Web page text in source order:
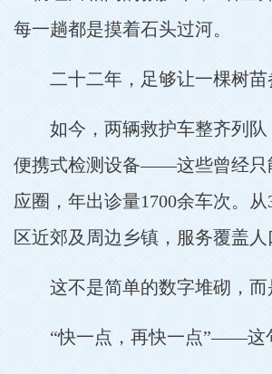
每一趟都是摸着石头过河。
二十二年，足够让一棵树苗
如今，两辆救护车整齐列
便携式检测设备——这些曾经只
应圈，年出诊量1700余车次。
区近郊及周边乡镇，服务覆盖人
这不是简单的数字堆砌，
“快一点，再快一点”——这